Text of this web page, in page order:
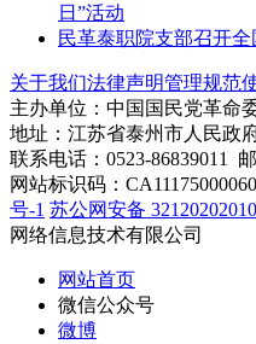
日”活动
民革泰职院支部召开
关于我们法律声明管理规范
主办单位：中国国民党革命
地址：江苏省泰州市人民政
联系电话：0523-86839011
网站标识码：
号-1 苏公网安备
网络信息技术有限公司
网站首页
微信公众号
微博